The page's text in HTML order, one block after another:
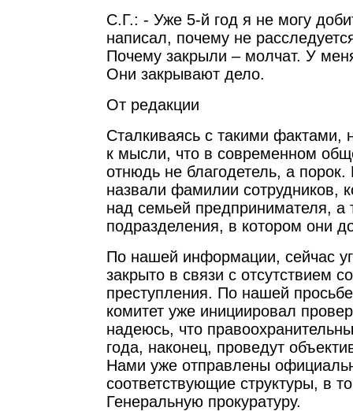
С.Г.: - Уже 5-й год я не могу
написал, почему не
Почему закрыли – молчат. У
Они закрывают дело.
От редакции
Сталкиваясь с такими фактами,
к мысли, что в современном
отнюдь не благодетель, а
назвали фамилии сотрудников,
над семьей предпринимателя, а
подразделения, в котором они
По нашей информации, сейчас
закрыто в связи с отсутствием
преступления. По нашей
комитет уже инициировал
надеюсь, что
года, наконец, проведут
Нами уже отправлены
соответствующие структуры, в
Генеральную прокуратуру.